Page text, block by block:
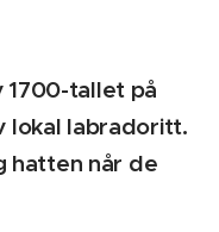
1700-tallet på
lokal labradoritt.
hatten når de